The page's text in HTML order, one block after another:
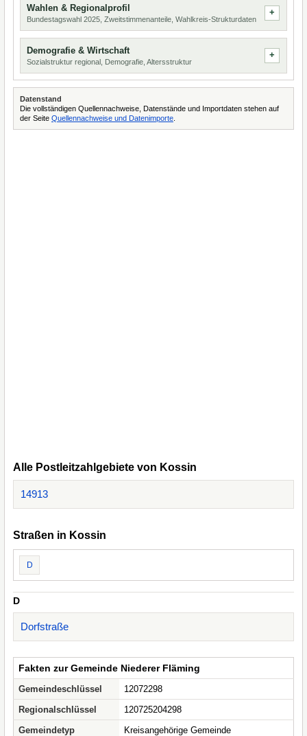
Wahlen & Regionalprofil
Bundestagswahl 2025, Zweitstimmenanteile, Wahlkreis-Strukturdaten
Demografie & Wirtschaft
Sozialstruktur regional, Demografie, Altersstruktur
Datenstand
Die vollständigen Quellennachweise, Datenstände und Importdaten stehen auf
der Seite Quellennachweise und Datenimporte
Alle Postleitzahlgebiete von Kossin
14913
Straßen in Kossin
D
D
Dorfstraße
Fakten zur Gemeinde Niederer Fläming
Gemeindeschlüssel
12072298
Regionalschlüssel
120725204298
Gemeindetyp
Kreisangehörige Gemeinde